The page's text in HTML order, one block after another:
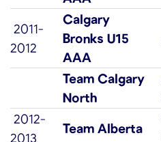
2011-
2012
Calgary
Bronks U15
AAA
Team Calgary
North
2012-
2013
Team Alberta